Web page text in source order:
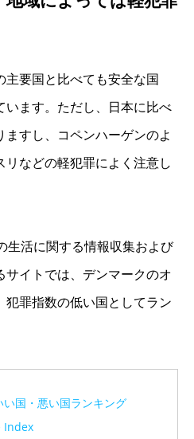
要国と比べても安全な国
います。ただし、日本に比べ
すし、コペンハーゲンのよ
リなどの軽犯罪によく注意し
活に関する情報収集および
イトでは、デンマークのオ
罪指数の低い国としてラン
い国・悪い国ランキング
Index